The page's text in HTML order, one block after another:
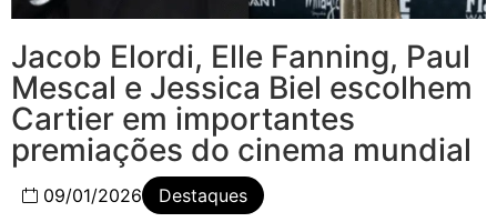
Jacob Elordi, Elle Fanning, Paul
Mescal e Jessica Biel escolhem
Cartier em importantes
premiações do cinema mundial
09/01/2026
Destaques